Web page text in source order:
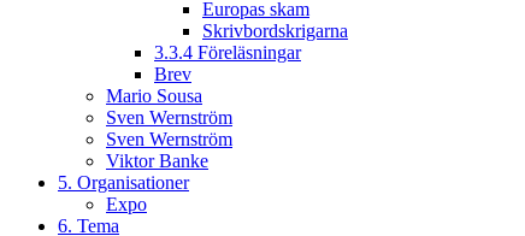
Europas skam
Skrivbordskrigarna
3.3.4 Föreläsningar
Brev
Mario Sousa
Sven Wernström
Sven Wernström
Viktor Banke
5. Organisationer
Expo
6. Tema